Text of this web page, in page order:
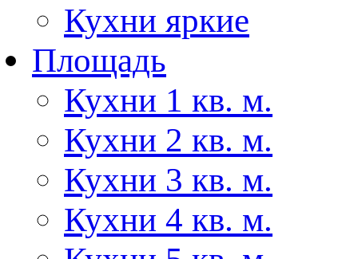
Кухни яркие
Площадь
Кухни 1 кв. м.
Кухни 2 кв. м.
Кухни 3 кв. м.
Кухни 4 кв. м.